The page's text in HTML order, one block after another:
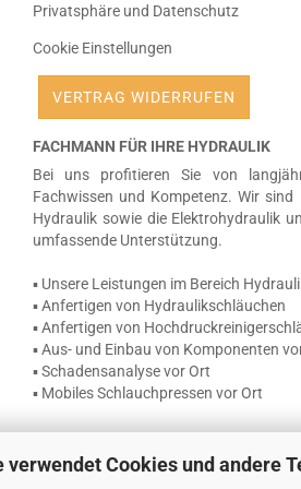
verwendet Cookies und andere
Privatsphäre und Datenschutz
Cookie Einstellungen
FACHMANN FÜR IHRE HYDRAULIK
Bei uns profitieren Sie von
Fachwissen und Kompetenz. Wir
Hydraulik sowie die Elektrohydraulik
umfassende Unterstützung.
▪ Unsere Leistungen im Bereich
▪ Anfertigen von Hydraulikschläuchen
▪ Anfertigen von
▪ Aus- und Einbau von Komponenten
▪ Schadensanalyse vor Ort
▪ Mobiles Schlauchpressen vor Ort
VERTRAG WIDERRUFEN